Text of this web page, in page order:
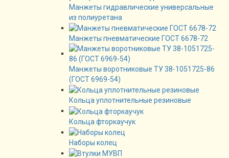
Манжеты гидравлические универсальные
из полиуретана
Манжеты пневматические ГОСТ 6678-72
Манжеты воротниковые ТУ 38-1051725-86
(ГОСТ 6969-54)
Кольца уплотнительные резиновые
Кольца фторкаучук
Наборы колец